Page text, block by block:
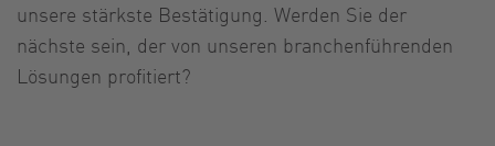
unsere stärkste Bestätigung. Werden Sie der
nächste sein, der von unseren branchenführenden
Lösungen profitiert?